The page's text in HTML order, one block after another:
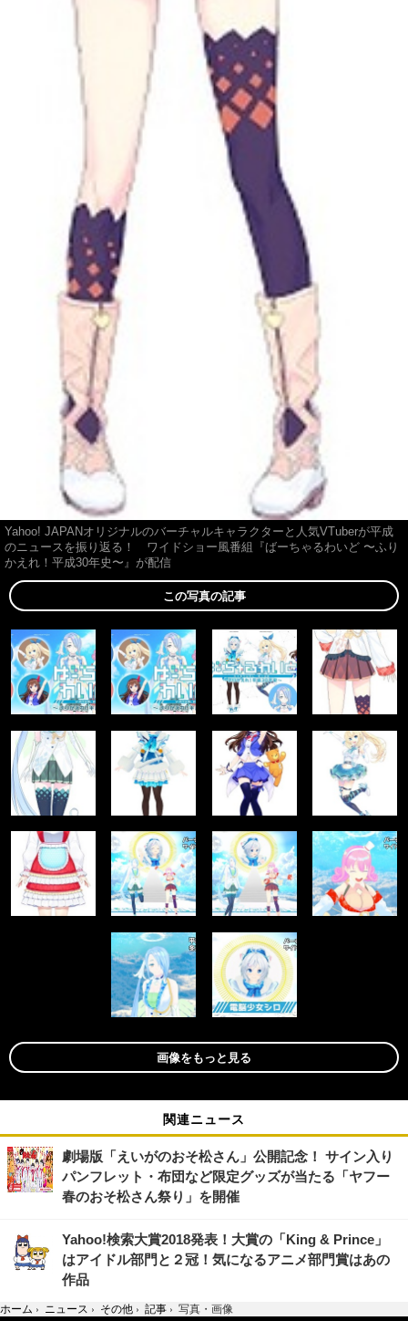
Yahoo! JAPANオリジナルのバーチャルキャラクターと人気VTuberが平成
のニュースを振り返る！ ワイドショー風番組『ばーちゃるわいど 〜ふり
かえれ！平成30年史〜』が配信
この写真の記事
画像をもっと見る
関連ニュース
劇場版「えいがのおそ松さん」公開記念！ サイン入り
パンフレット・布団など限定グッズが当たる「ヤフー
春のおそ松さん祭り」を開催
Yahoo!検索大賞2018発表！大賞の「King & Prince」
はアイドル部門と２冠！気になるアニメ部門賞はあの
作品
ホーム › ニュース › その他 › 記事 › 写真・画像